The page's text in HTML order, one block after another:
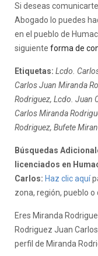
Si deseas
Abogado lo puedes
en el pueblo de
siguiente forma de
Etiquetas: Lcdo.
Carlos Juan Miranda
Rodriguez, Lcdo. Juan
Carlos Miranda
Rodriguez, Bufete
Búsquedas
licenciados en
Carlos: Haz clic aquí
zona, región, pueblo o
Eres Miranda
Rodriguez Juan
perfil de Miranda